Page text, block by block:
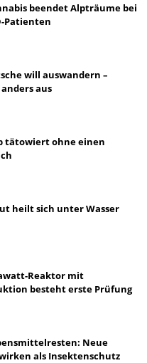
beendet Alpträume bei
Patienten
will auswandern –
aus
tätowiert ohne einen
heilt sich unter Wasser
Reaktor mit
besteht erste Prüfung
Neue
als Insektenschutz